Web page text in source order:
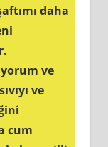
daha
ve
ve
cum